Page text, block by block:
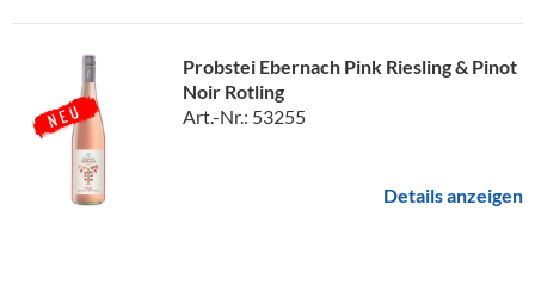
Probstei Ebernach Pink Riesling & Pinot
Noir Rotling
Art.-Nr.: 53255
Details anzeigen